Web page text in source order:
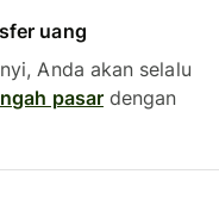
uang
Anda akan selalu
pasardengan